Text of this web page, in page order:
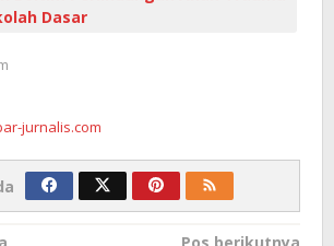
Dasar
jurnalis.com
Pos berikutnya